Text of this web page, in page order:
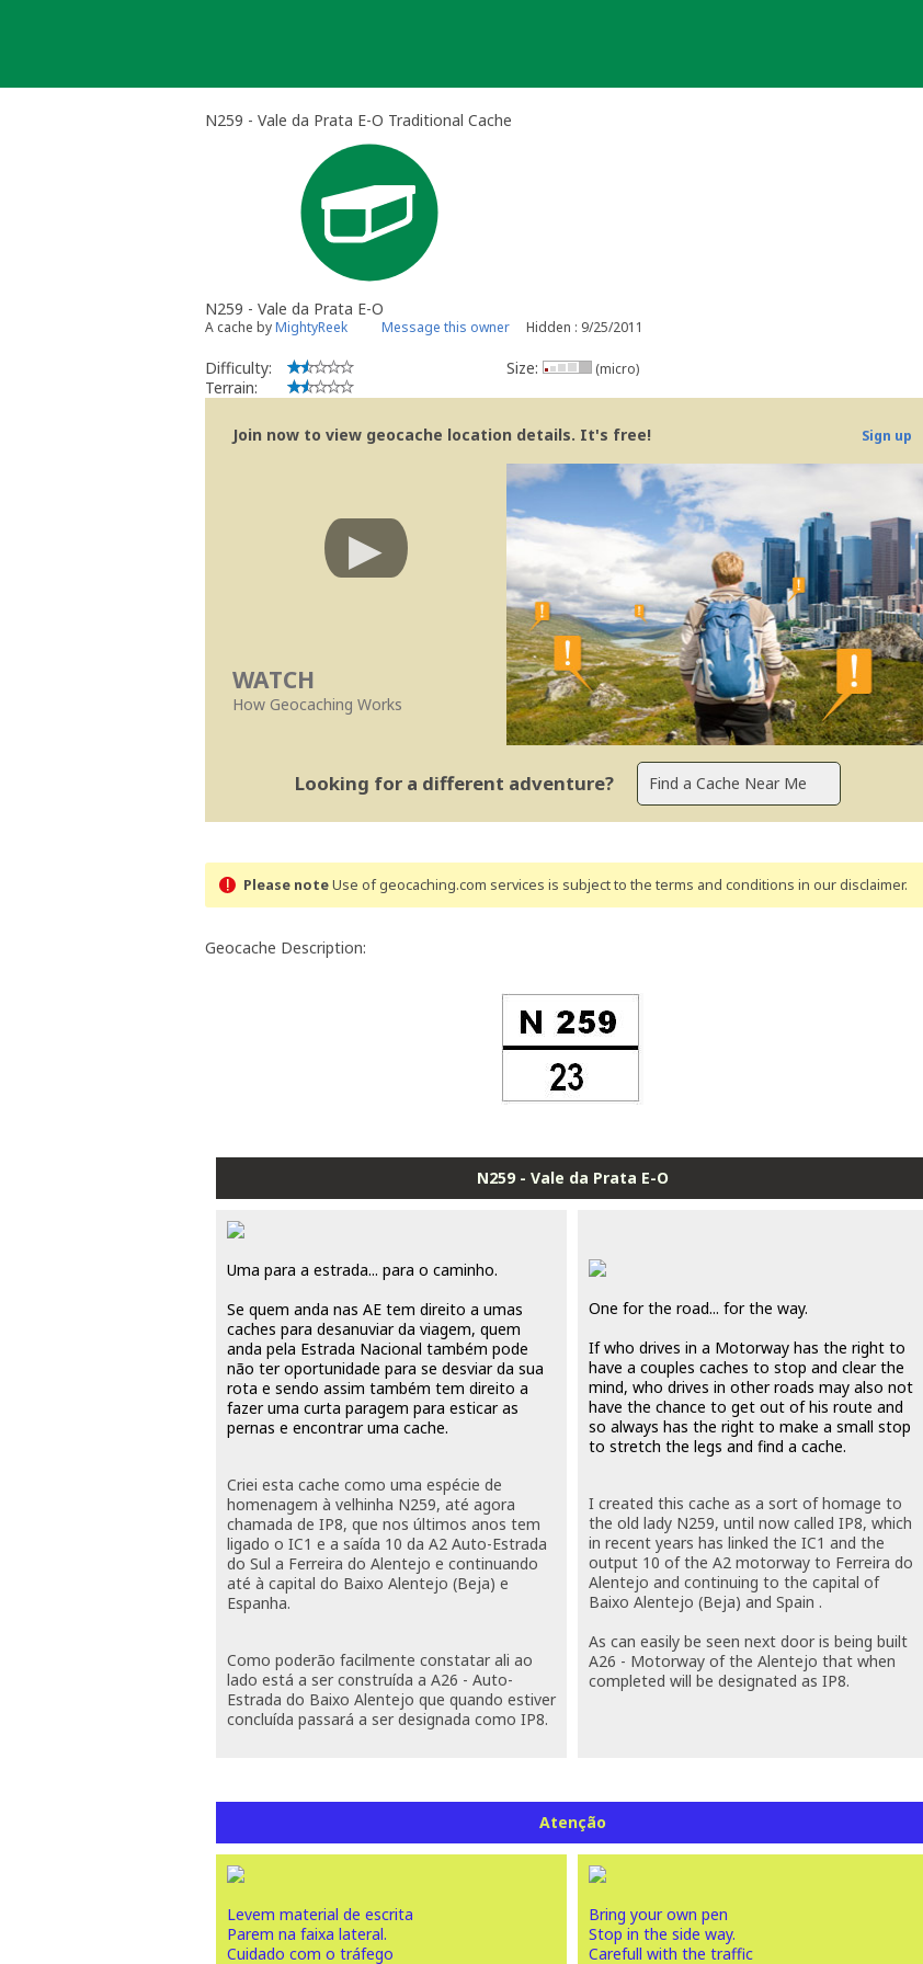
N259 - Vale da Prata E-O Traditional Cache
N259 - Vale da Prata E-O
A cache byMightyReek Message this owner Hidden : 9/25/2011
Difficulty:
Terrain:
Size: (micro)
Join now to view geocache location details. It's free! Sign up
WATCH
How Geocaching Works
Looking for a different adventure?
Please noteUse of geocaching.com services is subject to the terms and conditions in our disclaimer.
Geocache Description:
N259 - Vale da Prata E-O
Uma para a estrada... para o caminho.
Se quem anda nas AE tem direito a umas
caches para desanuviar da viagem, quem
anda pela Estrada Nacional também pode
não ter oportunidade para se desviar da sua
rota e sendo assim também tem direito a
fazer uma curta paragem para esticar as
pernas e encontrar uma cache.
Criei esta cache como uma espécie de
homenagem à velhinha N259, até agora
chamada de IP8, que nos últimos anos tem
ligado o IC1 e a saída 10 da A2 Auto-Estrada
do Sul a Ferreira do Alentejo e continuando
até à capital do Baixo Alentejo (Beja) e
Espanha.
Como poderão facilmente constatar ali ao
lado está a ser construída a A26 - Auto-
Estrada do Baixo Alentejo que quando estiver
concluída passará a ser designada como IP8.
One for the road... for the way.
If who drives in a Motorway has the right to
have a couples caches to stop and clear the
mind, who drives in other roads may also not
have the chance to get out of his route and
so always has the right to make a small stop
to stretch the legs and find a cache.
I created this cache as a sort of homage to
the old lady N259, until now called IP8, which
in recent years has linked the IC1 and the
output 10 of the A2 motorway to Ferreira do
Alentejo and continuing to the capital of
Baixo Alentejo (Beja) and Spain .
As can easily be seen next door is being built
A26 - Motorway of the Alentejo that when
completed will be designated as IP8.
Atenção
Levem material de escrita
Parem na faixa lateral.
Cuidado com o tráfego
Bring your own pen
Stop in the side way.
Carefull with the traffic